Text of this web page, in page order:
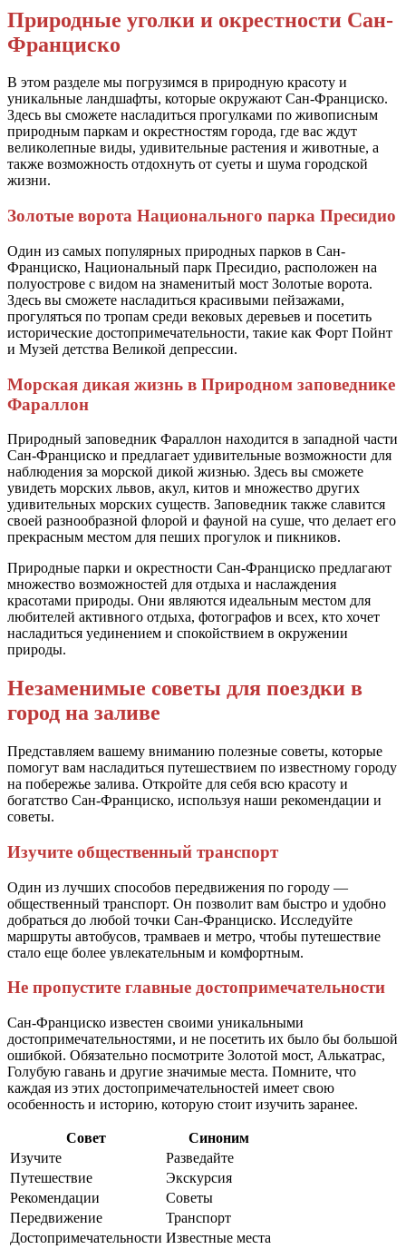
Природные уголки и окрестности Сан-
Франциско
В этом разделе мы погрузимся в природную красоту и
уникальные ландшафты, которые окружают Сан-Франциско.
Здесь вы сможете насладиться прогулками по живописным
природным паркам и окрестностям города, где вас ждут
великолепные виды, удивительные растения и животные, а
также возможность отдохнуть от суеты и шума городской
жизни.
Золотые ворота Национального парка Пресидио
Один из самых популярных природных парков в Сан-
Франциско, Национальный парк Пресидио, расположен на
полуострове с видом на знаменитый мост Золотые ворота.
Здесь вы сможете насладиться красивыми пейзажами,
прогуляться по тропам среди вековых деревьев и посетить
исторические достопримечательности, такие как Форт Пойнт
и Музей детства Великой депрессии.
Морская дикая жизнь в Природном заповеднике
Фараллон
Природный заповедник Фараллон находится в западной части
Сан-Франциско и предлагает удивительные возможности для
наблюдения за морской дикой жизнью. Здесь вы сможете
увидеть морских львов, акул, китов и множество других
удивительных морских существ. Заповедник также славится
своей разнообразной флорой и фауной на суше, что делает его
прекрасным местом для пеших прогулок и пикников.
Природные парки и окрестности Сан-Франциско предлагают
множество возможностей для отдыха и наслаждения
красотами природы. Они являются идеальным местом для
любителей активного отдыха, фотографов и всех, кто хочет
насладиться уединением и спокойствием в окружении
природы.
Незаменимые советы для поездки в
город на заливе
Представляем вашему вниманию полезные советы, которые
помогут вам насладиться путешествием по известному городу
на побережье залива. Откройте для себя всю красоту и
богатство Сан-Франциско, используя наши рекомендации и
советы.
Изучите общественный транспорт
Один из лучших способов передвижения по городу —
общественный транспорт. Он позволит вам быстро и удобно
добраться до любой точки Сан-Франциско. Исследуйте
маршруты автобусов, трамваев и метро, чтобы путешествие
стало еще более увлекательным и комфортным.
Не пропустите главные достопримечательности
Сан-Франциско известен своими уникальными
достопримечательностями, и не посетить их было бы большой
ошибкой. Обязательно посмотрите Золотой мост, Алькатрас,
Голубую гавань и другие значимые места. Помните, что
каждая из этих достопримечательностей имеет свою
особенность и историю, которую стоит изучить заранее.
Совет
Синоним
Изучите
Разведайте
Путешествие
Экскурсия
Рекомендации
Советы
Передвижение
Транспорт
Достопримечательности Известные места